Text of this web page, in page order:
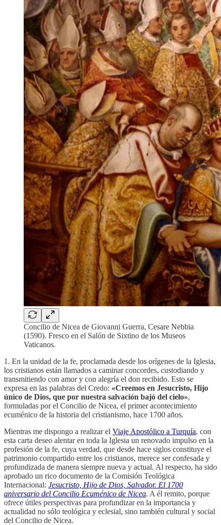
Concilio de Nicea de Giovanni Guerra, Cesare Nebbia
(1590). Fresco en el Salón de Sixtino de los Museos
Vaticanos.
1. En la unidad de la fe, proclamada desde los orígenes de la Iglesia,
los cristianos están llamados a caminar concordes, custodiando y
transmitiendo con amor y con alegría el don recibido. Esto se
expresa en las palabras del Credo: «Creemos en Jesucristo, Hijo
único de Dios, que por nuestra salvación bajó del cielo»,
formuladas por el Concilio de Nicea, el primer acontecimiento
ecuménico de la historia del cristianismo, hace 1700 años.
Mientras me dispongo a realizar el Viaje Apostólico a Turquía, con
esta carta deseo alentar en toda la Iglesia un renovado impulso en la
profesión de la fe, cuya verdad, que desde hace siglos constituye el
patrimonio compartido entre los cristianos, merece ser confesada y
profundizada de manera siempre nueva y actual. Al respecto, ha sido
aprobado un rico documento de la Comisión Teológica
Internacional: Jesucristo, Hijo de Dios, Salvador. El 1700
aniversario del Concilio Ecuménico de Nicea. A él remito, porque
ofrece útiles perspectivas para profundizar en la importancia y
actualidad no sólo teológica y eclesial, sino también cultural y social
del Concilio de Nicea.